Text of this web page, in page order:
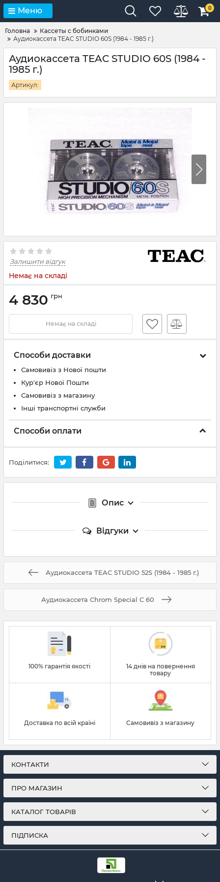
Меню 0
Головна
Кассеты с бобинками
Аудиокассета TEAC STUDIO 60S (1984 - 1985 г.)
Аудиокассета TEAC STUDIO 60S (1984 -
1985 г.)
Артикул:
Залишити відгук
Немає на складі
4 830 грн
Немає на складі
Способи доставки
Самовивіз з Нової пошти
Кур'єр Нової Пошти
Самовивіз з магазину
Інші транспортні служби
Способи оплати
Поділитися:
Опис
Відгуки
Аудиокассета TEAC STUDIO 52S (1984 - 1985 г.)
Аудиокассета Chrom Special C 60
100% гарантія якості
14 днів на повернення
товару
Доставка по всій країні Самовивіз з магазину
КОНТАКТИ
ПРО МАГАЗИН
КАТАЛОГ ТОВАРІВ
ПІДПИСКА